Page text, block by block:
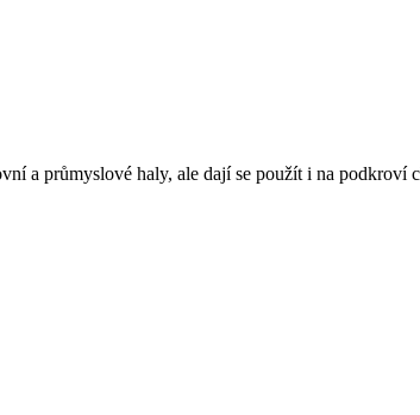
a průmyslové haly, ale dají se použít i na podkroví